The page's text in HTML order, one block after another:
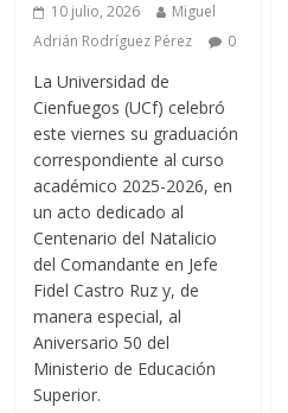
10 julio, 2026
Miguel
Adrián Rodríguez Pérez
0
La Universidad de
Cienfuegos (UCf) celebró
este viernes su graduación
correspondiente al curso
académico 2025-2026, en
un acto dedicado al
Centenario del Natalicio
del Comandante en Jefe
Fidel Castro Ruz y, de
manera especial, al
Aniversario 50 del
Ministerio de Educación
Superior.